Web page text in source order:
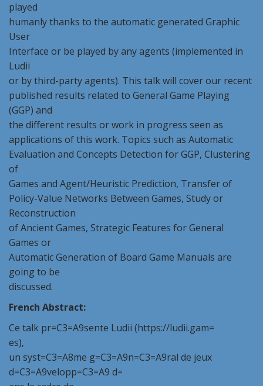
played
humanly thanks to the automatic generated Graphic
User
Interface or be played by any agents (implemented in
Ludii
or by third-party agents). This talk will cover our recent
published results related to General Game Playing
(GGP) and
the different results or work in progress seen as
applications of this work. Topics such as Automatic
Evaluation and Concepts Detection for GGP, Clustering
of
Games and Agent/Heuristic Prediction, Transfer of
Policy-Value Networks Between Games, Study or
Reconstruction
of Ancient Games, Strategic Features for General
Games or
Automatic Generation of Board Game Manuals are
going to be
discussed.
French Abstract:
Ce talk pr=C3=A9sente Ludii (https://ludii.gam=
es),
un syst=C3=A8me g=C3=A9n=C3=A9ral de jeux
d=C3=A9velopp=C3=A9 d=